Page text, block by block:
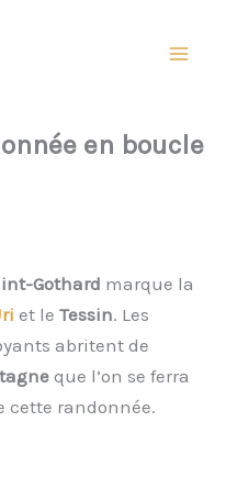
en boucle
Gothard marque la
et le Tessin. Les
abritent de
que l’on se ferra
cette randonnée.